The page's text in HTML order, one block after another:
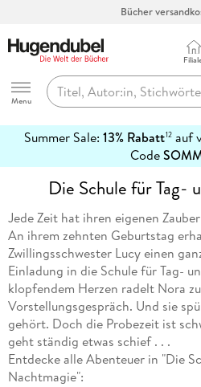
Bücher
Abholung in über
Hugendubel
Menu
Summer Sale: 13% Rabatt12auf
Code
erfahren
Die Schule für Tag-
Jede Zeit hat ihren eigenen Zauber
An ihrem zehnten Geburtstag
Zwillingsschwester Lucy einen
Einladung in die Schule für Tag-
klopfendem Herzen radelt Nora
Vorstellungsgespräch. Und sie
gehört. Doch die Probezeit ist
geht ständig etwas schief . . .
Entdecke alle Abenteuer in "Die
Nachtmagie":